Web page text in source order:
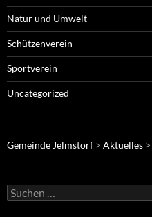
Natur und Umwelt
Schützenverein
Sportverein
Uncategorized
Gemeinde Jelmstorf > Aktuelles >
Suche
nach: